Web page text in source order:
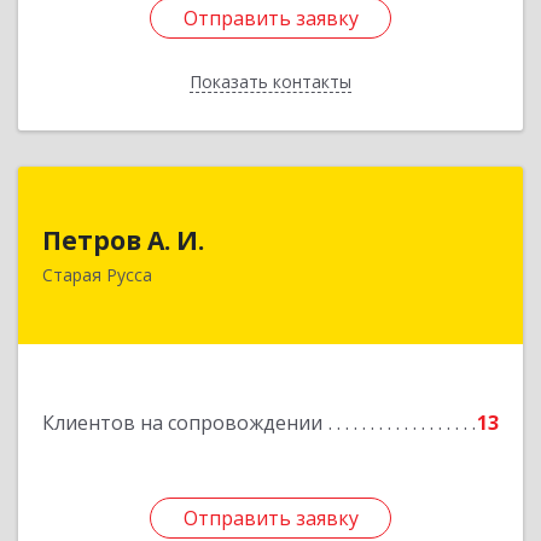
Отправить заявку
Показать контакты
Отправить заявку
Назад
Петров А. И.
Старая Русса
Клиентов на сопровождении 13
Отправить заявку
Отправить заявку